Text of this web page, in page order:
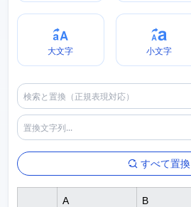
大文字 小文字
すべて置換
A B